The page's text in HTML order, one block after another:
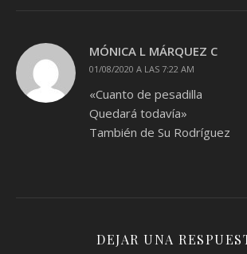
MÓNICA L MÁRQUEZ C
01/08/2020 A LAS 7:22 AM
«Cuanto de pesadilla
Quedará todavía»
También de Su Rodríguez
DEJAR UNA